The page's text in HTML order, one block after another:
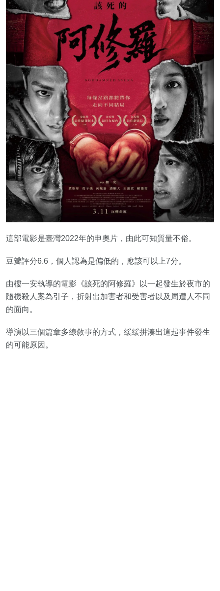
這部電影是臺灣2022年的申奧片，由此可知質量不俗。
豆瓣評分6.6，個人認為是偏低的，應該可以上7分。
由樓一安執導的電影《該死的阿修羅》以一起發生於夜市的
隨機殺人案為引子，折射出加害者和受害者以及周遭人不同
的面向。
導演以三個篇章多線敘事的方式，緩緩拼湊出這起事件發生
的可能原因。